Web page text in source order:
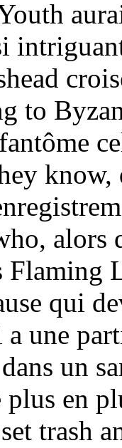
to
know,
Flaming
qui
une
un
plus en
trash